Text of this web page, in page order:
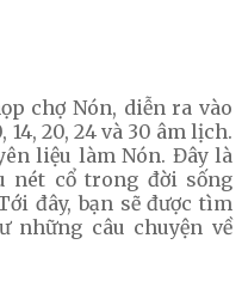
chợ Nón, diễn ra vào
14, 20, 24 và 30 âm lịch.
liệu làm Nón. Đây là
nét cổ trong đời sống
đây, bạn sẽ được tìm
những câu chuyện về